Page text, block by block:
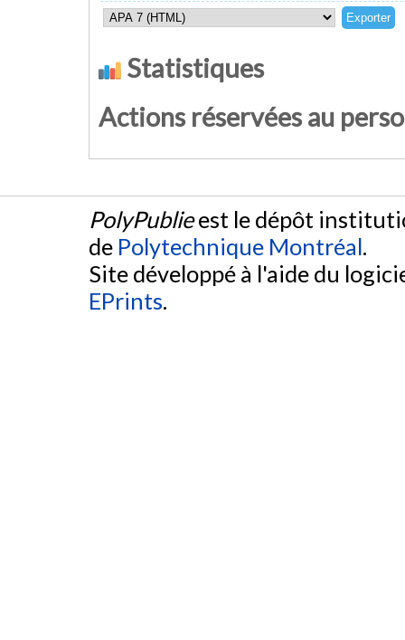
Statistiques
Actions réservées au
PolyPublieest le dépôt
de Polytechnique Montréal.
Site développé à l'aide du
EPrints.